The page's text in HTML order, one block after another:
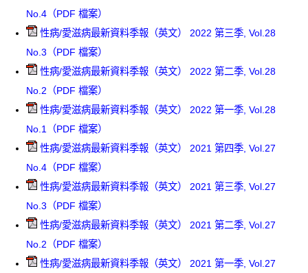
No.4（PDF 檔案）
性病/愛滋病最新資料季報（英文） 2022 第三季, Vol.28
No.3（PDF 檔案）
性病/愛滋病最新資料季報（英文） 2022 第二季, Vol.28
No.2（PDF 檔案）
性病/愛滋病最新資料季報（英文） 2022 第一季, Vol.28
No.1（PDF 檔案）
性病/愛滋病最新資料季報（英文） 2021 第四季, Vol.27
No.4（PDF 檔案）
性病/愛滋病最新資料季報（英文） 2021 第三季, Vol.27
No.3（PDF 檔案）
性病/愛滋病最新資料季報（英文） 2021 第二季, Vol.27
No.2（PDF 檔案）
性病/愛滋病最新資料季報（英文） 2021 第一季, Vol.27